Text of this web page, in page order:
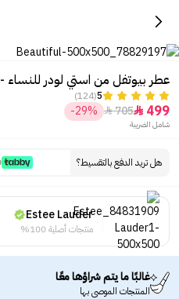
عطر بيوتفل من استي لودر للنساء - 75 مل - او دو برفيوم
5
(124)
499

705

-29%
شامل الضريبة
هل تريد الدفع بالتقسيط؟
Estee Lauder
منتجات أصلية 100%
غالبًا ما يتم شراؤها معًا
المنتجات الموصى بها